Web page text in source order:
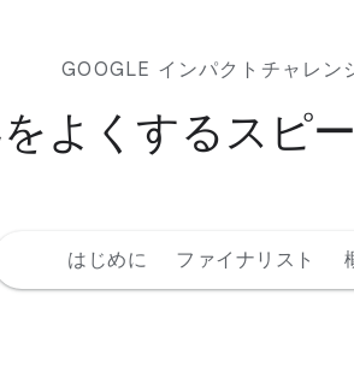
GOOGLE インパクトチャレ
よくするスピ
はじめに ファイナリスト